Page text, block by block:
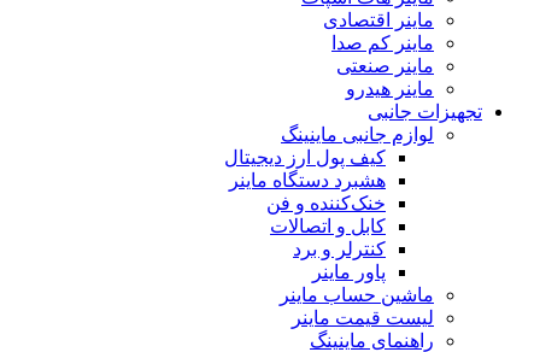
ماینر اقتصادی
ماینر کم‌ صدا
ماینر صنعتی
ماینر هیدرو
تجهیزات جانبی
لوازم جانبی ماینینگ
کیف پول ارز دیجیتال
هشبرد دستگاه ماینر
خنک‌کننده و فن
کابل و اتصالات
کنترلر و برد
پاور ماینر
ماشین حساب ماینر
لیست قیمت ماینر
راهنمای ماینینگ